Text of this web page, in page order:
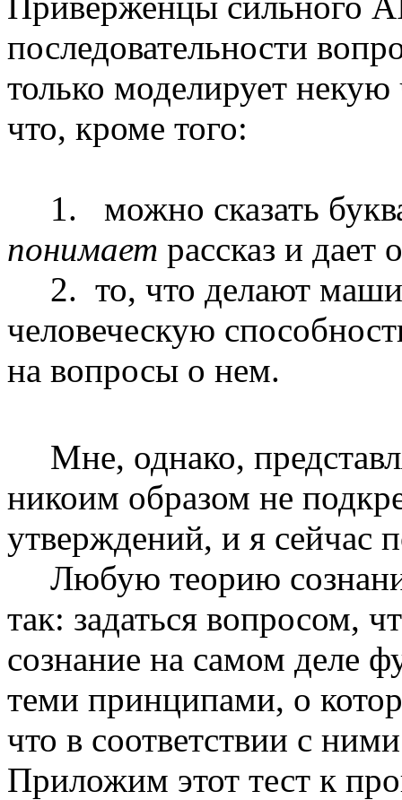
последовательности
только моделирует
что, кроме того:
1. можно сказать
понимает рассказ и дает
2. то, что делают
человече­скую
на вопросы о нем.
Мне, однако,
никоим образом не
утверждений, и я сейчас
Любую теорию
так: за­даться вопросом,
сознание на самом деле
теми принципами, о
что в соответствии с
Приложим этот тест к